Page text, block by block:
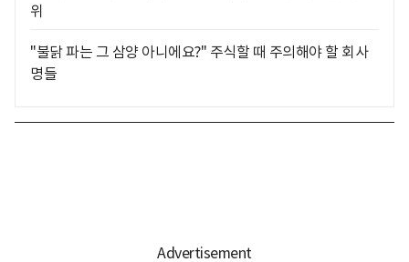
위
"불닭 파는 그 삼양 아니에요?" 주식할 때 주의해야 할 회사
명들